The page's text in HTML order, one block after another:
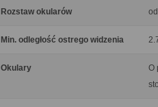
Rozstaw okularów
Min. odległość ostrego widzenia
Okulary
O